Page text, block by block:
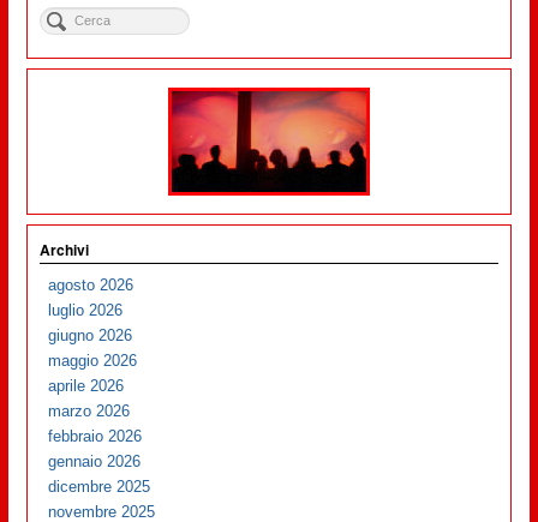
Archivi
agosto 2026
luglio 2026
giugno 2026
maggio 2026
aprile 2026
marzo 2026
febbraio 2026
gennaio 2026
dicembre 2025
novembre 2025